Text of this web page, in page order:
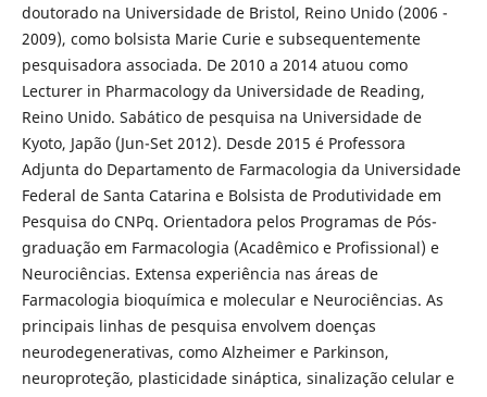
doutorado na Universidade de Bristol, Reino Unido (2006 -
2009), como bolsista Marie Curie e subsequentemente
pesquisadora associada. De 2010 a 2014 atuou como
Lecturer in Pharmacology da Universidade de Reading,
Reino Unido. Sabático de pesquisa na Universidade de
Kyoto, Japão (Jun-Set 2012). Desde 2015 é Professora
Adjunta do Departamento de Farmacologia da Universidade
Federal de Santa Catarina e Bolsista de Produtividade em
Pesquisa do CNPq. Orientadora pelos Programas de Pós-
graduação em Farmacologia (Acadêmico e Profissional) e
Neurociências. Extensa experiência nas áreas de
Farmacologia bioquímica e molecular e Neurociências. As
principais linhas de pesquisa envolvem doenças
neurodegenerativas, como Alzheimer e Parkinson,
neuroproteção, plasticidade sináptica, sinalização celular e